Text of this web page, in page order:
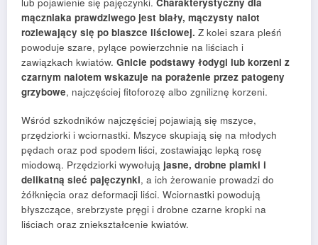
mączniaka prawdziwego jest biały, mączysty nalot
rozlewający się po blaszce liściowej. Z kolei szara pleśń
powoduje szare, pylące powierzchnie na liściach i
zawiązkach kwiatów. Gnicie podstawy łodygi lub korzeni z
czarnym nalotem wskazuje na porażenie przez patogeny
grzybowe, najczęściej fitoforozę albo zgniliznę korzeni.
Wśród szkodników najczęściej pojawiają się mszyce,
przędziorki i wciornastki. Mszyce skupiają się na młodych
pędach oraz pod spodem liści, zostawiając lepką rosę
miodową. Przędziorki wywołują jasne, drobne plamki i
delikatną sieć pajęczynki, a ich żerowanie prowadzi do
żółknięcia oraz deformacji liści. Wciornastki powodują
błyszczące, srebrzyste pręgi i drobne czarne kropki na
liściach oraz zniekształcenie kwiatów.